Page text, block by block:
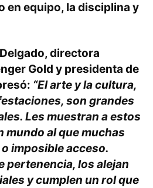
en equipo, la disciplina y
directora
Gold y presidenta de
“El arte y la cultura,
son grandes
Les muestran a estos
mundo al que muchas
imposible acceso.
pertenencia, los alejan
y cumplen un rol que